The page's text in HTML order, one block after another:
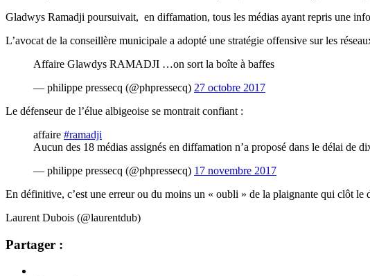
Gladwys Ramadji poursuivait, en diffamation, tous les médias ayant repris une
L’avocat de la conseillère municipale a adopté une stratégie offensive sur les
Affaire Glawdys RAMADJI …on sort la boîte à baffes
— philippe pressecq (@phpressecq) 27 octobre 2017
Le défenseur de l’élue albigeoise se montrait confiant :
affaire #ramadji
Aucun des 18 médias assignés en diffamation n’a proposé dans le délai de
— philippe pressecq (@phpressecq) 17 novembre 2017
En définitive, c’est une erreur ou du moins un « oubli » de la plaignante qui clôt le
Laurent Dubois (@laurentdub)
Partager :